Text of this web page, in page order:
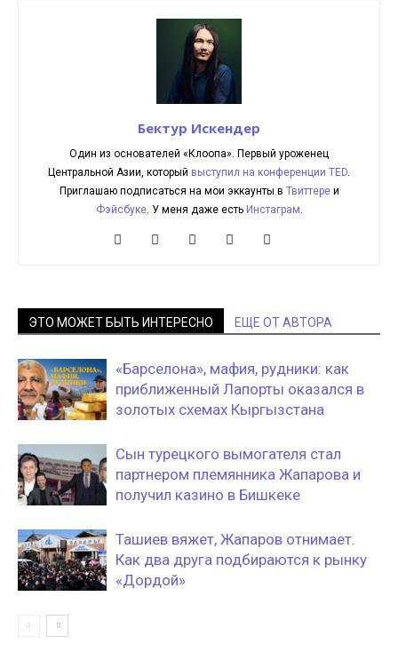
Бектур Искендер
Один из основателей «Клоопа». Первый уроженец
Центральной Азии, который выступил на конференции TED.
Приглашаю подписаться на мои эккаунты в Твиттереи
Фэйсбуке. У меня даже есть Инстаграм.
ЭТО МОЖЕТ БЫТЬ ИНТЕРЕСНО ЕЩЕ ОТ АВТОРА
«Барселона», мафия, рудники: как
приближенный Лапорты оказался в
золотых схемах Кыргызстана
Сын турецкого вымогателя стал
партнером племянника Жапарова и
получил казино в Бишкеке
Ташиев вяжет, Жапаров отнимает.
Как два друга подбираются к рынку
«Дордой»